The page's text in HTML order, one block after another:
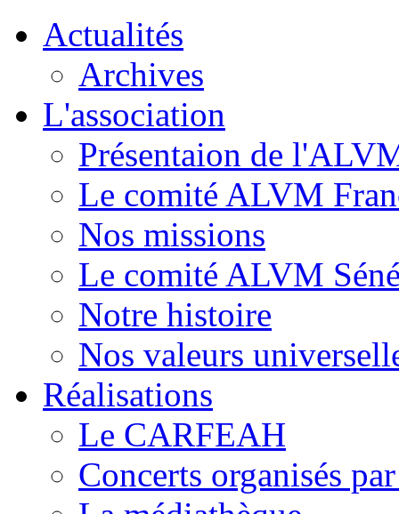
Actualités
Archives
L'association
Présentaion de
Le comité ALVM
Nos missions
Le comité ALVM
Notre histoire
Nos valeurs
Réalisations
Le CARFEAH
Concerts organisés